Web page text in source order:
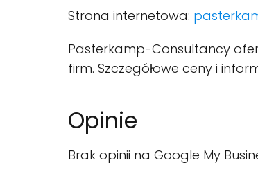
Strona internetowa:
Pasterkamp-Consultancy
firm. Szczegółowe ceny i
Opinie
Brak opinii na Google My